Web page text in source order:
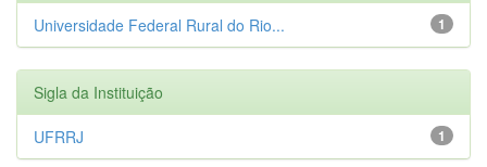
1
Universidade Federal Rural do Rio...
Sigla da Instituição
1
UFRRJ